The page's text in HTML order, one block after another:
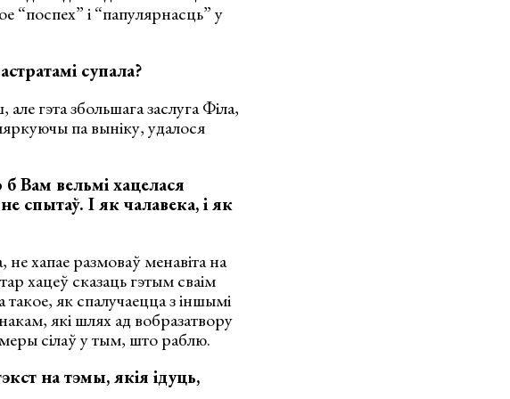
“поспех” і “папулярнасць” у
супала?
гэта збольшага заслуга Філа,
па выніку, удалося
Вам вельмі хацелася
спытаў. І як чалавека, і як
хапае размоваў менавіта на
хацеў сказаць гэтым сваім
як спалучаецца з іншымі
які шлях ад вобразатвору
меры сілаў у тым, што раблю.
на тэмы, якія ідуць,